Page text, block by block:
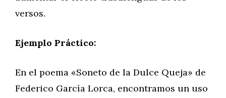
versos.
Ejemplo Práctico:
En el poema «Soneto de la Dulce Queja» de
Federico García Lorca, encontramos un uso